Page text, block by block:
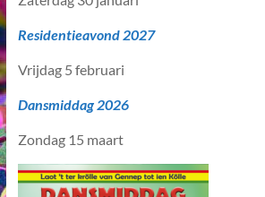
Residentieavond 2027
Vrijdag 5 februari
Dansmiddag 2026
Zondag 15 maart